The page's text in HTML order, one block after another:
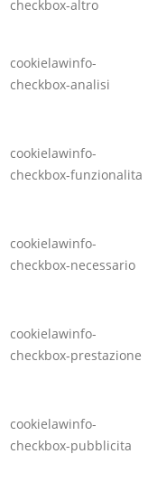
checkbox-altro
cookielawinfo-
checkbox-analisi
cookielawinfo-
checkbox-funzionalita
cookielawinfo-
checkbox-necessario
cookielawinfo-
checkbox-prestazione
cookielawinfo-
checkbox-pubblicita